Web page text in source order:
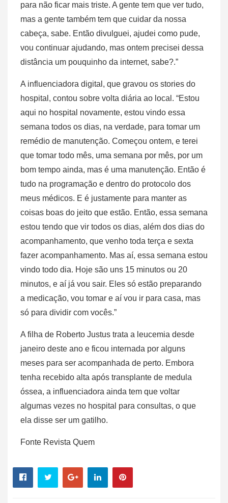
para não ficar mais triste. A gente tem que ver tudo,
mas a gente também tem que cuidar da nossa
cabeça, sabe. Então divulguei, ajudei como pude,
vou continuar ajudando, mas ontem precisei dessa
distância um pouquinho da internet, sabe?.”
A influenciadora digital, que gravou os stories do
hospital, contou sobre volta diária ao local. “Estou
aqui no hospital novamente, estou vindo essa
semana todos os dias, na verdade, para tomar um
remédio de manutenção. Começou ontem, e terei
que tomar todo mês, uma semana por mês, por um
bom tempo ainda, mas é uma manutenção. Então é
tudo na programação e dentro do protocolo dos
meus médicos. E é justamente para manter as
coisas boas do jeito que estão. Então, essa semana
estou tendo que vir todos os dias, além dos dias do
acompanhamento, que venho toda terça e sexta
fazer acompanhamento. Mas aí, essa semana estou
vindo todo dia. Hoje são uns 15 minutos ou 20
minutos, e aí já vou sair. Eles só estão preparando
a medicação, vou tomar e aí vou ir para casa, mas
só para dividir com vocês.”
A filha de Roberto Justus trata a leucemia desde
janeiro deste ano e ficou internada por alguns
meses para ser acompanhada de perto. Embora
tenha recebido alta após transplante de medula
óssea, a influenciadora ainda tem que voltar
algumas vezes no hospital para consultas, o que
ela disse ser um gatilho.
Fonte Revista Quem